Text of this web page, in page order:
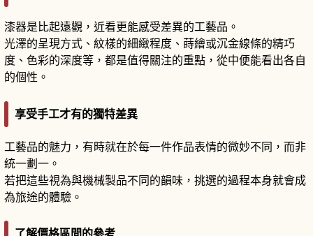
漆器是比起遠觀，近看更能感受差異的工藝品。
光澤的呈現方式、紋樣的細緻程度、蒔繪或沉金線條的精巧
度、色彩的深度等，都是值得關注的重點，從中便能看出各自
的個性。
享受手工才有的獨特差異
工藝品的魅力，有時就在於每一件作品表情的微妙不同，而非
統一劃一。
若把這些視為與機械製品不同的韻味，挑選的過程本身就會成
為旅途的體驗。